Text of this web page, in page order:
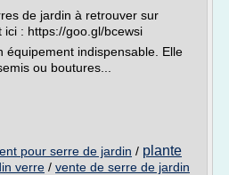
de jardin à retrouver sur
: https://goo.gl/bcewsi
équipement indispensable. Elle
ou boutures...
pour serre de jardin / plante
verre / vente de serre de jardin